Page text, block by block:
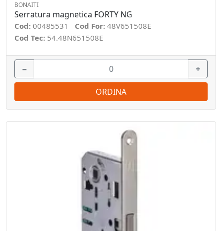
BONAITI
Serratura magnetica FORTY NG
Cod: 00485531 Cod For: 48V651508E
Cod Tec: 54.48N651508E
− +
ORDINA